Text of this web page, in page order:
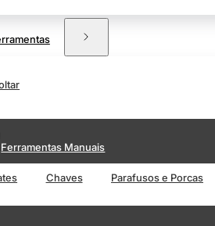
Ferramentas Manuais
Chaves Parafusos e Porcas